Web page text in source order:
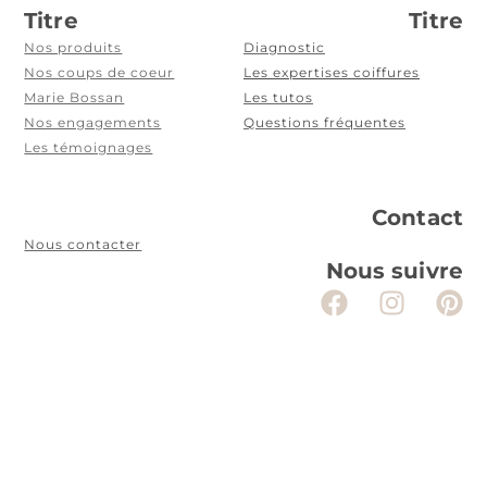
Titre
Nos produits
Nos coups de coeur
Marie Bossan
Nos engagements
Les témoignages
Titre
Diagnostic
Les expertises coiffures
Les tutos
Questions fréquentes
Contact
Nous contacter
Nous suivre